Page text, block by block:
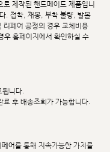
제작된 핸드메이드 제품입니
. 접착, 재봉, 부착 불량, 발볼
리페어 공정의 경우 교체비용
우 홈페이지에서 확인하실 수
됩니다.
료 후 배송조회가 가능합니다.
어를 통해 지속가능한 가치를